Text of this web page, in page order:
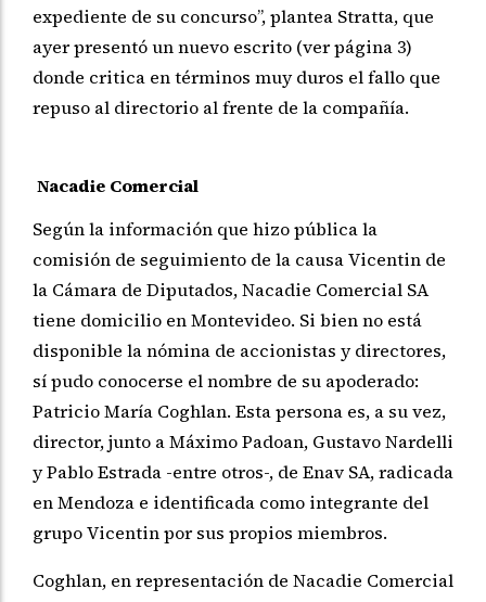
expediente de su concurso”, plantea Stratta, que
ayer presentó un nuevo escrito (ver página 3)
donde critica en términos muy duros el fallo que
repuso al directorio al frente de la compañía.
Nacadie Comercial
Según la información que hizo pública la
comisión de seguimiento de la causa Vicentin de
la Cámara de Diputados, Nacadie Comercial SA
tiene domicilio en Montevideo. Si bien no está
disponible la nómina de accionistas y directores,
sí pudo conocerse el nombre de su apoderado:
Patricio María Coghlan. Esta persona es, a su vez,
director, junto a Máximo Padoan, Gustavo Nardelli
y Pablo Estrada -entre otros-, de Enav SA, radicada
en Mendoza e identificada como integrante del
grupo Vicentin por sus propios miembros.
Coghlan, en representación de Nacadie Comercial